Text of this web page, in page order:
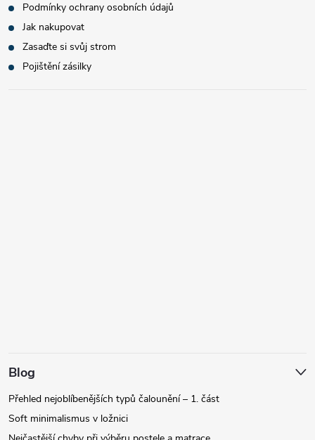
Podmínky ochrany osobních údajů
Jak nakupovat
Zasaďte si svůj strom
Pojištění zásilky
Blog
Přehled nejoblíbenějších typů čalounění – 1. část
Soft minimalismus v ložnici